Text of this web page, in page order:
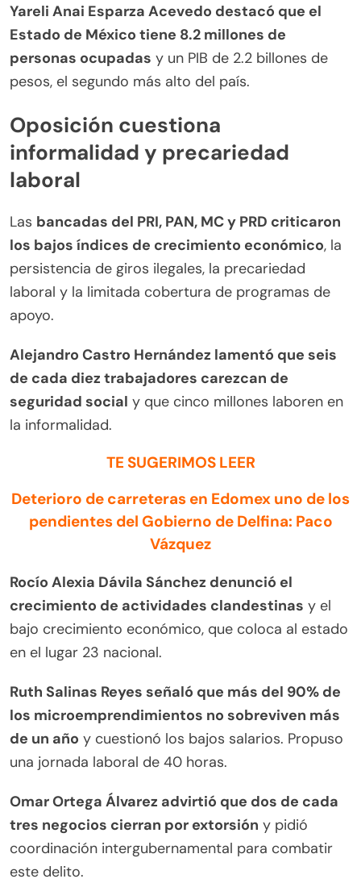
Yareli Anai Esparza Acevedo destacó que el
Estado de México tiene 8.2 millones de
personas ocupadas y un PIB de 2.2 billones de
pesos, el segundo más alto del país.
Oposición cuestiona
informalidad y precariedad
laboral
Las bancadas del PRI, PAN, MC y PRD criticaron
los bajos índices de crecimiento económico, la
persistencia de giros ilegales, la precariedad
laboral y la limitada cobertura de programas de
apoyo.
Alejandro Castro Hernández lamentó que seis
de cada diez trabajadores carezcan de
seguridad social y que cinco millones laboren en
la informalidad.
TE SUGERIMOS LEER
Deterioro de carreteras en Edomex uno de los
pendientes del Gobierno de Delfina: Paco
Vázquez
Rocío Alexia Dávila Sánchez denunció el
crecimiento de actividades clandestinas y el
bajo crecimiento económico, que coloca al estado
en el lugar 23 nacional.
Ruth Salinas Reyes señaló que más del 90% de
los microemprendimientos no sobreviven más
de un año y cuestionó los bajos salarios. Propuso
una jornada laboral de 40 horas.
Omar Ortega Álvarez advirtió que dos de cada
tres negocios cierran por extorsión y pidió
coordinación intergubernamental para combatir
este delito.